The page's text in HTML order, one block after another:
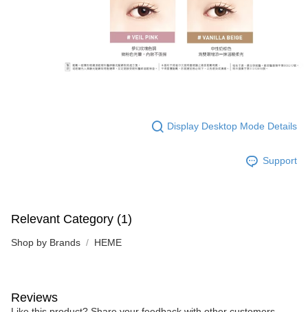
Display Desktop Mode Details
Support
Relevant Category (1)
Shop by Brands HEME
Reviews